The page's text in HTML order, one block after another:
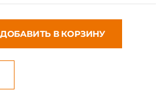
ДОБАВИТЬ В КОРЗИНУ